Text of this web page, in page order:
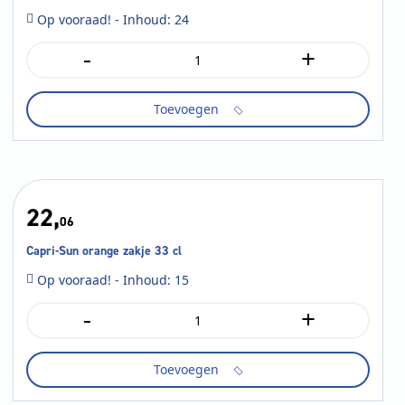
Op vooraad! - Inhoud: 24
-
tonic
33
cl
+
Toevoegen
22,06
Capri-Sun orange zakje 33 cl
Op vooraad! - Inhoud: 15
-
orange
33
+
Toevoegen